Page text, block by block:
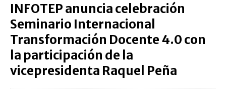
INFOTEP anuncia celebración
Seminario Internacional
Transformación Docente 4.0 con
la participación de la
vicepresidenta Raquel Peña